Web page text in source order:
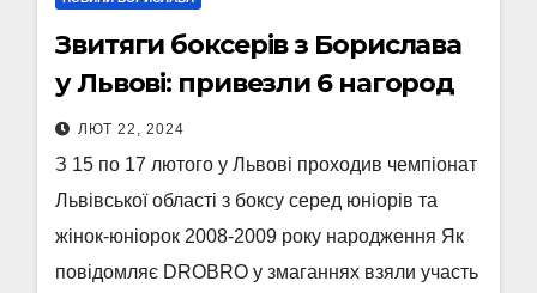
Звитяги боксерів з Борислава
у Львові: привезли 6 нагород
ЛЮТ 22, 2024
З 15 по 17 лютого у Львові проходив чемпіонат
Львівської області з боксу серед юніорів та
жінок-юніорок 2008-2009 року народження Як
повідомляє DROBRO у змаганнях взяли участь